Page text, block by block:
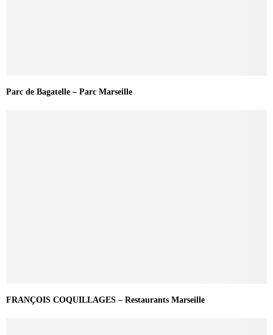
Parc de Bagatelle – Parc Marseille
FRANÇOIS COQUILLAGES – Restaurants Marseille